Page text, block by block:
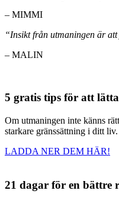
– MIMMI
“Insikt från utmaningen är
– MALIN
5 gratis tips för att
Om utmaningen inte känns
starkare gränssättning i ditt liv.
LADDA NER DEM HÄR!
21 dagar för en bättre